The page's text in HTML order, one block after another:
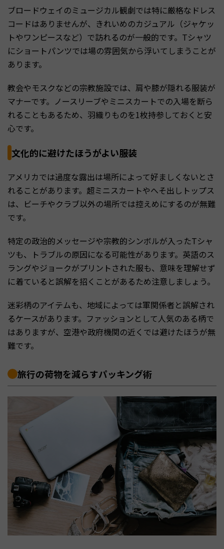
ブロードウェイのミュージカル観劇では特に厳格なドレス
コードはありませんが、きれいめのカジュアル（ジャケッ
トやワンピースなど）で訪れるのが一般的です。Tシャツ
にショートパンツでは場の雰囲気から浮いてしまうことが
あります。
教会やモスクなどの宗教施設では、肩や膝が隠れる服装が
マナーです。ノースリーブやミニスカートでの入場を断ら
れることもあるため、羽織りものを1枚持参しておくと安
心です。
文化的に避けたほうがよい服装
アメリカでは過度な露出は場所によって好ましくないとさ
れることがあります。超ミニスカートやへそ出しトップス
は、ビーチやクラブ以外の場所では控えめにするのが無難
です。
特定の政治的メッセージや宗教的シンボルが入ったTシャ
ツも、トラブルの原因になる可能性があります。英語のス
ラングやジョークがプリントされた服も、意味を理解せず
に着ていると誤解を招くことがあるため注意しましょう。
迷彩柄のアイテムも、地域によっては軍関係者と誤解され
るケースがあります。ファッションとして人気のある柄で
はありますが、空港や政府機関の近くでは避けたほうが無
難です。
旅行の荷物を減らすパッキング術